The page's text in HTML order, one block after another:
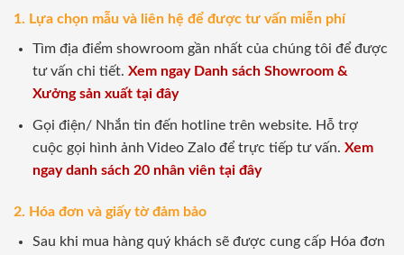
1. Lựa chọn mẫu và liên hệ để được tư vấn miễn phí
Tìm địa điểm showroom gần nhất của chúng tôi để được
tư vấn chi tiết. Xem ngay Danh sách Showroom &
Xưởng sản xuất tại đây
Gọi điện/ Nhắn tin đến hotline trên website. Hỗ trợ
cuộc gọi hình ảnh Video Zalo để trực tiếp tư vấn. Xem
ngay danh sách 20 nhân viên tại đây
2. Hóa đơn và giấy tờ đảm bảo
Sau khi mua hàng quý khách sẽ được cung cấp Hóa đơn